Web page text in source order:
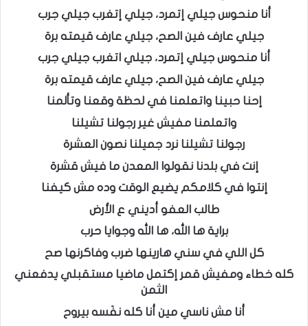
أنا منحوس جيلي إتمرد، جيلي إتغرب جيلي جرب
جيلي عارف فين الصح، جيلي عارف قيمته برة
أنا منحوس جيلي إتمرد، جيلي اتغرب جيلي جرب
جيلي عارف فين الصح، جيلي عارف قيمته برة
إحنا حبينا واتعلمنا في لحظة وقعنا وتألمنا
واتعلمنا مفيش غير رجولنا تشيلنا
رجولنا تشيلنا نرد جميلنا نصون العشرة
إنت في بلدنا نقولوا المعدن ما فيش قشرة
إنتوا في كلامكم يضيع الوقت وده مش كيفنا
طالب العفو أديني ع الأرض
براية ها الله، ها الله وجوايا حرب
كل اللي في سني هارينها ضرب وفاكرنها صح
كله خطاء ومفيش قمر إكتمل ماضيا مستقبلي يدفعني
الثمن
أنا مش ناسي مين أنا كله نفَسه بيروح